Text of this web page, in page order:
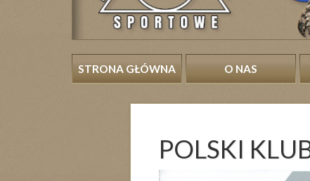
STRONA GŁÓWNA O NAS
POLSKI